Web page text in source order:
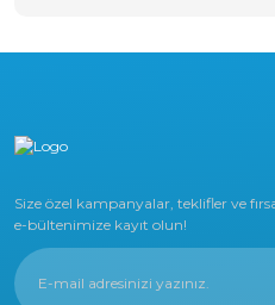
Size özel kampanyalar, teklifler ve
e-bültenimize kayıt olun!